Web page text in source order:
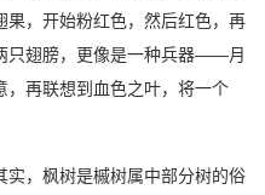
，开始粉红色，然后红色，再
只翅膀，更像是一种兵器——月
，再联想到血色之叶，将一个
，枫树是槭树属中部分树的俗